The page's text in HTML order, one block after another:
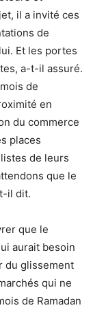
il a invité ces
de
Et les portes
a-t-il assuré.
de
en
du commerce
places
de leurs
que le
il dit.
que le
aurait besoin
du glissement
qui ne
de Ramadan